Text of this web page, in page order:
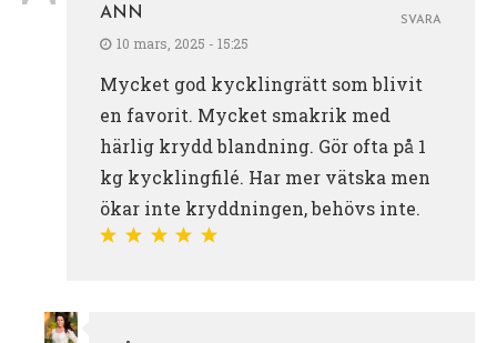
ANN
10 mars, 2025 - 15:25
Mycket god kycklingrätt som blivit
en favorit. Mycket smakrik med
härlig krydd blandning. Gör ofta på 1
kg kycklingfilé. Har mer vätska men
ökar inte kryddningen, behövs inte.
SVARA